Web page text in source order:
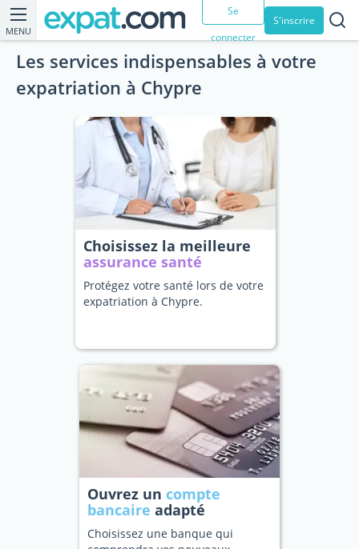
MENU
Se
connecter
S'inscrire
Les services indispensables à votre
expatriation à Chypre
Choisissez la meilleure
assurance santé
Protégez votre santé lors de votre
expatriation à Chypre.
Ouvrez un compte
bancaire adapté
Choisissez une banque qui